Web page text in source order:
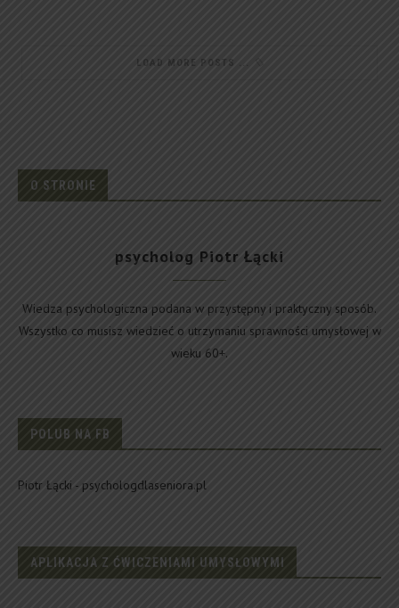
LOAD MORE POSTS
O STRONIE
psycholog Piotr Łącki
Wiedza psychologiczna podana w przystępny i praktyczny sposób.
Wszystko co musisz wiedzieć o utrzymaniu sprawności umysłowej w
wieku 60+.
POLUB NA FB
Piotr Łącki - psychologdlaseniora.pl
APLIKACJA Z ĆWICZENIAMI UMYSŁOWYMI